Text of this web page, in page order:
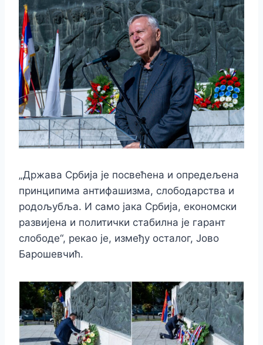
„Држава Србија је посвећена и опредељена
принципима антифашизма, слободарства и
родољубља. И само јака Србија, економски
развијена и политички стабилна је гарант
слободе“, рекао је, између осталог, Јово
Барошевчић.